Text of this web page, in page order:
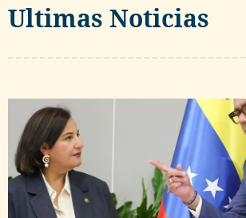
Ultimas Noticias